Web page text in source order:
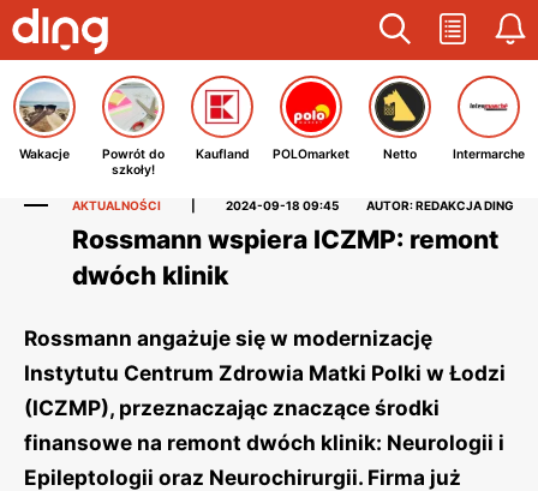
Wakacje
Powrót do
szkoły!
Kaufland POLOmarket Netto Intermarche
AKTUALNOŚCI 2024-09-18 09:45 AUTOR: REDAKCJA DING
Rossmann wspiera ICZMP: remont
dwóch klinik
Rossmann angażuje się w modernizację
Instytutu Centrum Zdrowia Matki Polki w Łodzi
(ICZMP), przeznaczając znaczące środki
finansowe na remont dwóch klinik: Neurologii i
Epileptologii oraz Neurochirurgii. Firma już